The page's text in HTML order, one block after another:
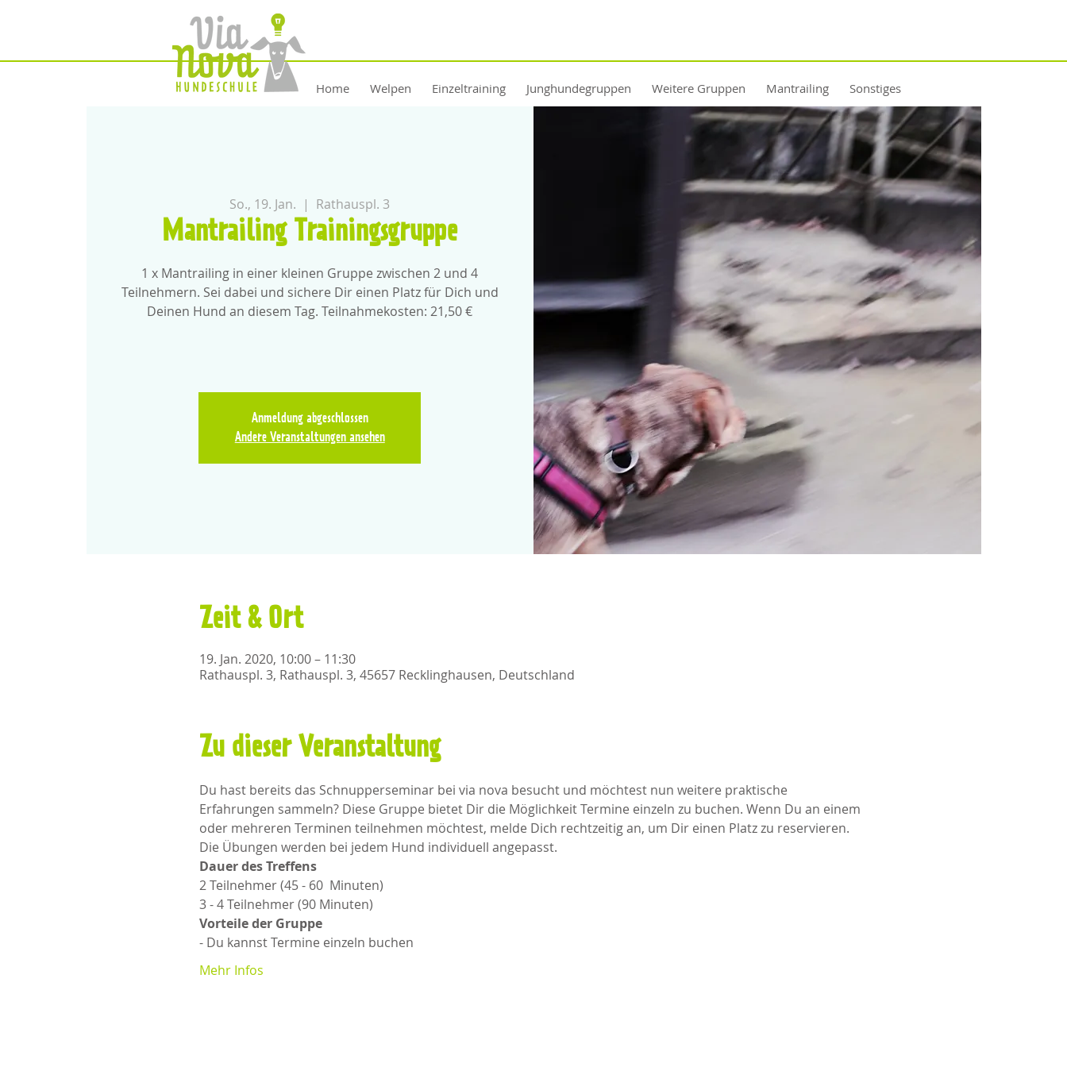
Home Welpen Einzeltraining Junghundegruppen Weitere Gruppen Mantrailing Sonstiges
So., 19. Jan.
  |
Rathauspl. 3
Mantrailing Trainingsgruppe
1 x Mantrailing in einer kleinen Gruppe zwischen 2 und 4
Teilnehmern. Sei dabei und sichere Dir einen Platz für Dich und
Deinen Hund an diesem Tag. Teilnahmekosten: 21,50 €
Anmeldung abgeschlossen
Andere Veranstaltungen ansehen
Zeit & Ort
19. Jan. 2020, 10:00 – 11:30
Rathauspl. 3, Rathauspl. 3, 45657 Recklinghausen, Deutschland
Zu dieser Veranstaltung
Du hast bereits das Schnupperseminar bei via nova besucht und möchtest nun weitere praktische
Erfahrungen sammeln? Diese Gruppe bietet Dir die Möglichkeit Termine einzeln zu buchen. Wenn Du an einem
oder mehreren Terminen teilnehmen möchtest, melde Dich rechtzeitig an, um Dir einen Platz zu reservieren.
Die Übungen werden bei jedem Hund individuell angepasst.
Dauer des Treffens
2 Teilnehmer (45 - 60  Minuten)
3 - 4 Teilnehmer (90 Minuten)​
Vorteile der Gruppe
- Du kannst Termine einzeln buchen
Mehr Infos